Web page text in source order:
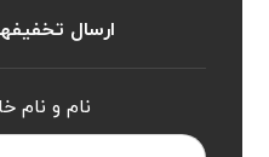
ارسال
نام و نام